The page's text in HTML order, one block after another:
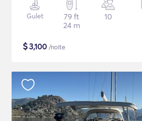
Gulet
79 ft
24 m
10
$3,100 /noite